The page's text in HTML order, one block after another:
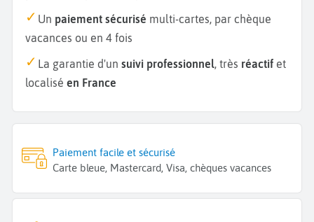
Un paiement sécurisé multi-cartes, par chèque
vacances ou en 4 fois
La garantie d'un suivi professionnel, très réactif et
localisé en France
Paiement facile et sécurisé
Carte bleue, Mastercard, Visa, chèques vacances